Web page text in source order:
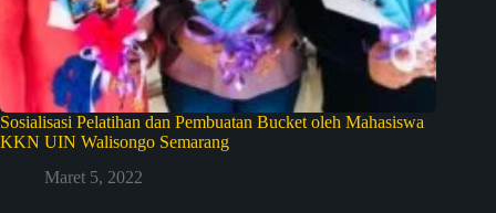
Sosialisasi Pelatihan dan Pembuatan Bucket oleh Mahasiswa
KKN UIN Walisongo Semarang
Maret 5, 2022